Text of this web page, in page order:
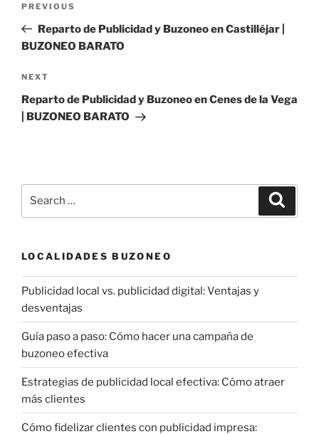
Previous
Post
PREVIOUS
Reparto de Publicidad y Buzoneo en Castilléjar |
BUZONEO BARATO
Next
Post
NEXT
Reparto de Publicidad y Buzoneo en Cenes de la Vega
| BUZONEO BARATO
LOCALIDADES BUZONEO
Publicidad local vs. publicidad digital: Ventajas y
desventajas
Guía paso a paso: Cómo hacer una campaña de
buzoneo efectiva
Estrategias de publicidad local efectiva: Cómo atraer
más clientes
Cómo fidelizar clientes con publicidad impresa: